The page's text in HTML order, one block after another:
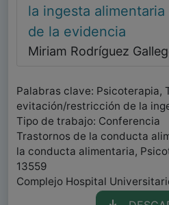
la ingesta alimentaria
de la evidencia
Miriam Rodríguez
Palabras clave: Psicoterapia,
evitación/restricción de la
Tipo de trabajo: Conferencia
Trastornos de la conducta
la conducta alimentaria,
13559
Complejo Hospital